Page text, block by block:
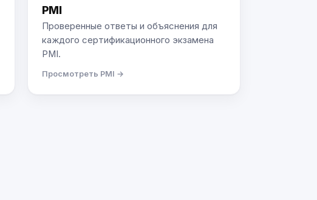
PMI
Проверенные ответы и объяснения для
каждого сертификационного экзамена
PMI.
Просмотреть PMI →